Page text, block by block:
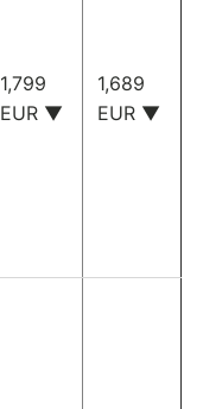
1,799
EUR ▼
1,689
EUR ▼